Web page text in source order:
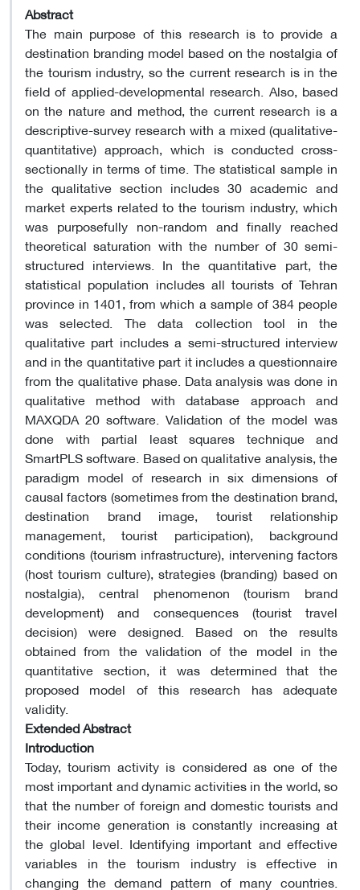
Abstract
The main purpose of this research is to provide a
destination branding model based on the nostalgia of
the tourism industry, so the current research is in the
field of applied-developmental research. Also, based
on the nature and method, the current research is a
descriptive-survey research with a mixed (qualitative-
quantitative) approach, which is conducted cross-
sectionally in terms of time. The statistical sample in
the qualitative section includes 30 academic and
market experts related to the tourism industry, which
was purposefully non-random and finally reached
theoretical saturation with the number of 30 semi-
structured interviews. In the quantitative part, the
statistical population includes all tourists of Tehran
province in 1401, from which a sample of 384 people
was selected. The data collection tool in the
qualitative part includes a semi-structured interview
and in the quantitative part it includes a questionnaire
from the qualitative phase. Data analysis was done in
qualitative method with database approach and
MAXQDA 20 software. Validation of the model was
done with partial least squares technique and
SmartPLS software. Based on qualitative analysis, the
paradigm model of research in six dimensions of
causal factors (sometimes from the destination brand,
destination brand image, tourist relationship
management, tourist participation), background
conditions (tourism infrastructure), intervening factors
(host tourism culture), strategies (branding) based on
nostalgia), central phenomenon (tourism brand
development) and consequences (tourist travel
decision) were designed. Based on the results
obtained from the validation of the model in the
quantitative section, it was determined that the
proposed model of this research has adequate
validity.
Extended Abstract
Introduction
Today, tourism activity is considered as one of the
most important and dynamic activities in the world, so
that the number of foreign and domestic tourists and
their income generation is constantly increasing at
the global level. Identifying important and effective
variables in the tourism industry is effective in
changing the demand pattern of many countries.